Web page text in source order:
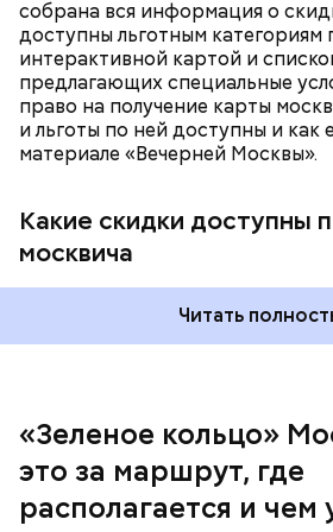
собрана вся информация о
доступны льготным категориям
интерактивной картой и
предлагающих специальные
право на получение карты
и льготы по ней доступны и
материале «Вечерней Москвы».
Какие скидки доступны
москвича
Читать
«Зеленое кольцо»
это за маршрут, где
располагается и чем
— На сегодняшний день уже
Тимирязевского парка до
счет проложения велополос на
Безусловно, самым известным
являются Патриаршие пруды —
начинается действие
Иван Бездомный и литератор
Подвал Мастера